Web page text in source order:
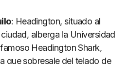
: Headington, situado al
alberga la Universidad
Headington Shark,
que sobresale del tejado de